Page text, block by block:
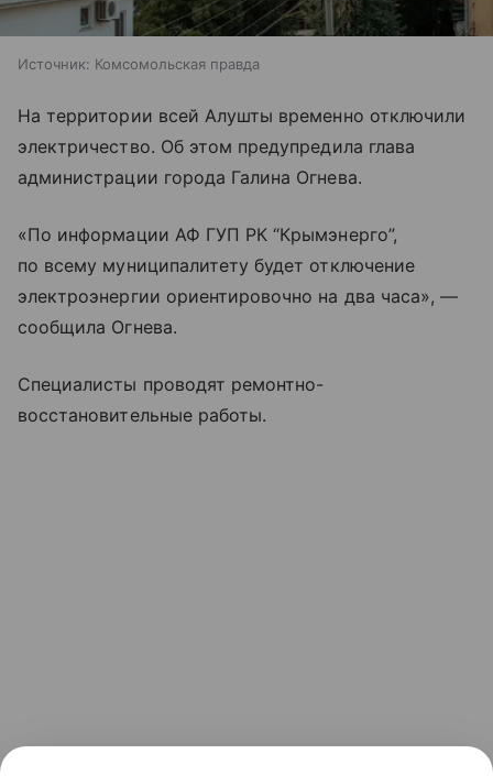
Источник: Комсомольская правда
На территории всей Алушты временно отключили
электричество. Об этом предупредила глава
администрации города Галина Огнева.
«По информации АФ ГУП РК “Крымэнерго”,
по всему муниципалитету будет отключение
электроэнергии ориентировочно на два часа», —
сообщила Огнева.
Специалисты проводят ремонтно-
восстановительные работы.